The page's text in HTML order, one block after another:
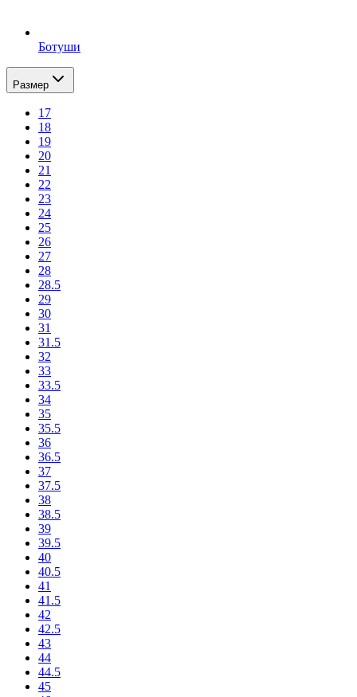
Ботуши
Размер
17
18
19
20
21
22
23
24
25
26
27
28
28.5
29
30
31
31.5
32
33
33.5
34
35
35.5
36
36.5
37
37.5
38
38.5
39
39.5
40
40.5
41
41.5
42
42.5
43
44
44.5
45